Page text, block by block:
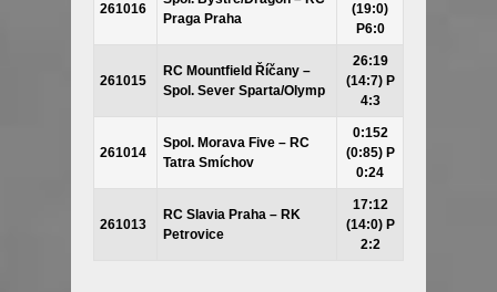
261016
Praga Praha
(19:0)
P6:0
261015
RC Mountfield Říčany –
Spol. Sever Sparta/Olymp
26:19
(14:7) P
4:3
261014
Spol. Morava Five – RC
Tatra Smíchov
0:152
(0:85) P
0:24
261013
RC Slavia Praha – RK
Petrovice
17:12
(14:0) P
2:2